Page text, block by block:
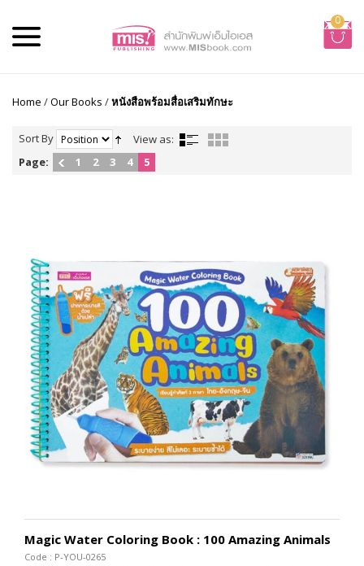
0
Home /Our Books /หนังสือพร้อมสื่อเสริมทักษะ
Sort By
View as:
Page:
1 2 3 4 5
Magic Water Coloring Book : 100 Amazing Animals
Code : P-YOU-0265